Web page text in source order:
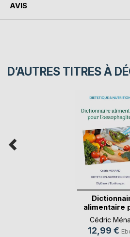
AVIS
D’AUTRES TITRES À
alimentaire
l'oe(...)
Cédric
12,99 €